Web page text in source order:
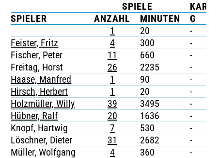
TICKETING
SPIELE
SPIELER
ANZAHL MINUTEN G
1
20 -
-
Feister, Fritz
4 300 -
-
Fischer, Peter
11 660 -
-
Freitag, Horst
26 2235 -
-
Haase, Manfred
1 90 -
-
Hirsch, Herbert
1 20 -
-
Holzmüller, Willy
39 3495 -
-
Hübner, Ralf
20 1636 -
-
Knopf, Hartwig
7 530 -
-
Löschner, Dieter
31 2682 -
-
Müller, Wolfgang
4 360 -
-